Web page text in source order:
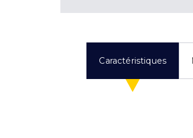
Caractéristiques